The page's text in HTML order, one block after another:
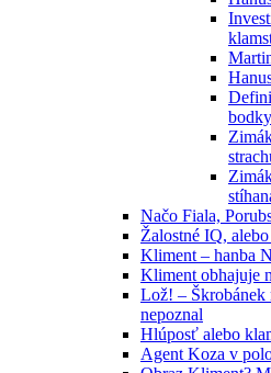
bodky
Načo Fiala,
Žalostné IQ,
Kliment – hanba
Kliment obhajuje
Lož! – Škrobánek
nepoznal
Hlúposť alebo
Agent Koza v